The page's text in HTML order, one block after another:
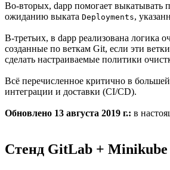
Во-вторых, dapp помогает выкатывать
ожиданию выката Deployments,
В-третьих, в dapp реализована логика
созданные по веткам Git, если эти
сделать настраиваемые политики
Всё перечисленное критично в
интеграции и доставки (CI/CD).
Обновлено 13 августа 2019 г.: в
Стенд GitLab + Minikube